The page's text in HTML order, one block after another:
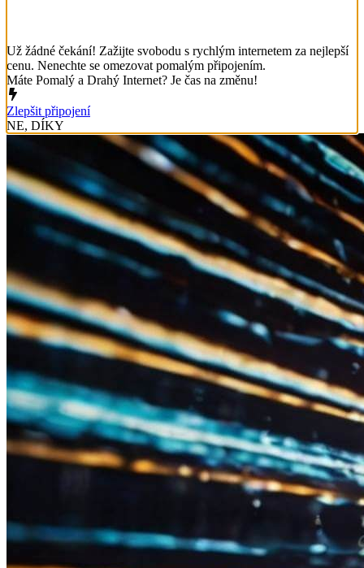
Už žádné čekání! Zažijte svobodu s rychlým internetem za nejlepší
cenu. Nenechte se omezovat pomalým připojením.
Máte Pomalý a Drahý Internet? Je čas na změnu!
Zlepšit připojení
NE, DÍKY